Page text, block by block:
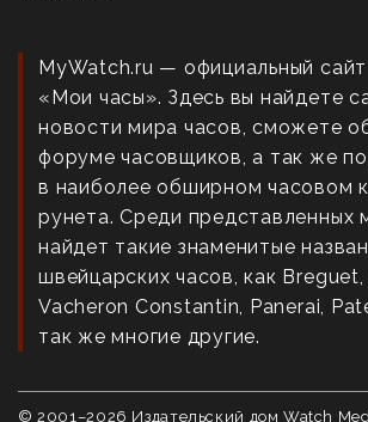
MyWatch.ru — официальный
«Мои часы». Здесь вы найдете
новости мира часов, сможете
форуме часовщиков, а так же
в наиболее обширном часовом
рунета. Среди представленных
найдет такие знаменитые
швейцарских часов, как
Vacheron Constantin, Panerai,
так же многие другие.
© 2001–2026 Издательский дом Watch